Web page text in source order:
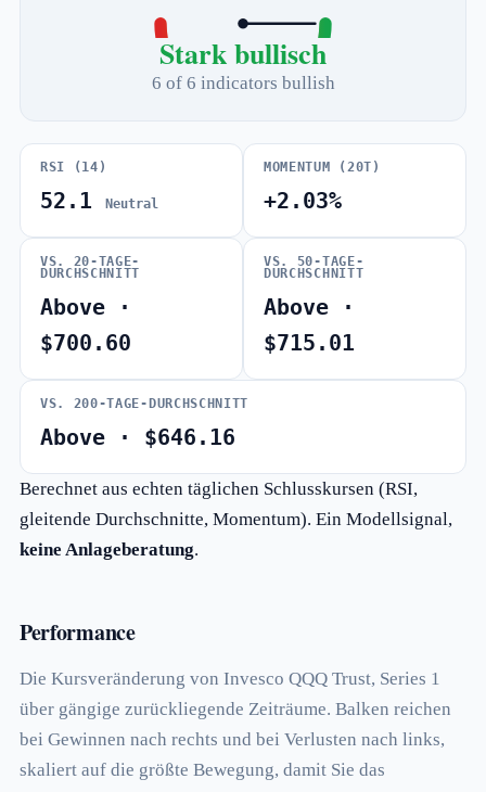
Performance
Die Kursveränderung von Invesco QQQ Trust, Series 1
über gängige zurückliegende Zeiträume. Balken reichen
bei Gewinnen nach rechts und bei Verlusten nach links,
skaliert auf die größte Bewegung, damit Sie das
Stark bullisch
6 of 6 indicators bullish
RSI (14)
52.1 Neutral
MOMENTUM (20T)
+2.03%
VS. 20-TAGE-
DURCHSCHNITT
Above ·
$700.60
VS. 50-TAGE-
DURCHSCHNITT
Above ·
$715.01
VS. 200-TAGE-DURCHSCHNITT
Above · $646.16
Berechnet aus echten täglichen Schlusskursen (RSI,
gleitende Durchschnitte, Momentum). Ein Modellsignal,
keine Anlageberatung.